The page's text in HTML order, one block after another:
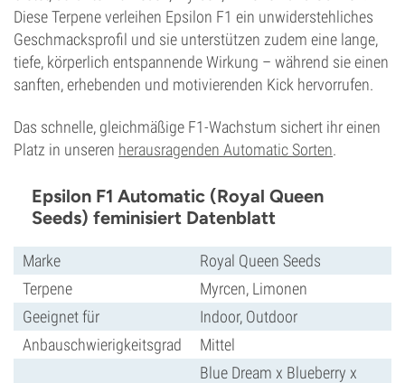
Diese Terpene verleihen Epsilon F1 ein unwiderstehliches
Geschmacksprofil und sie unterstützen zudem eine lange,
tiefe, körperlich entspannende Wirkung – während sie einen
sanften, erhebenden und motivierenden Kick hervorrufen.
Das schnelle, gleichmäßige F1-Wachstum sichert ihr einen
Platz in unseren herausragenden Automatic Sorten.
Epsilon F1 Automatic (Royal Queen
Seeds) feminisiert Datenblatt
Marke
Royal Queen Seeds
Terpene
Myrcen, Limonen
Geeignet für
Indoor, Outdoor
Anbauschwierigkeitsgrad
Mittel
Blue Dream x Blueberry x